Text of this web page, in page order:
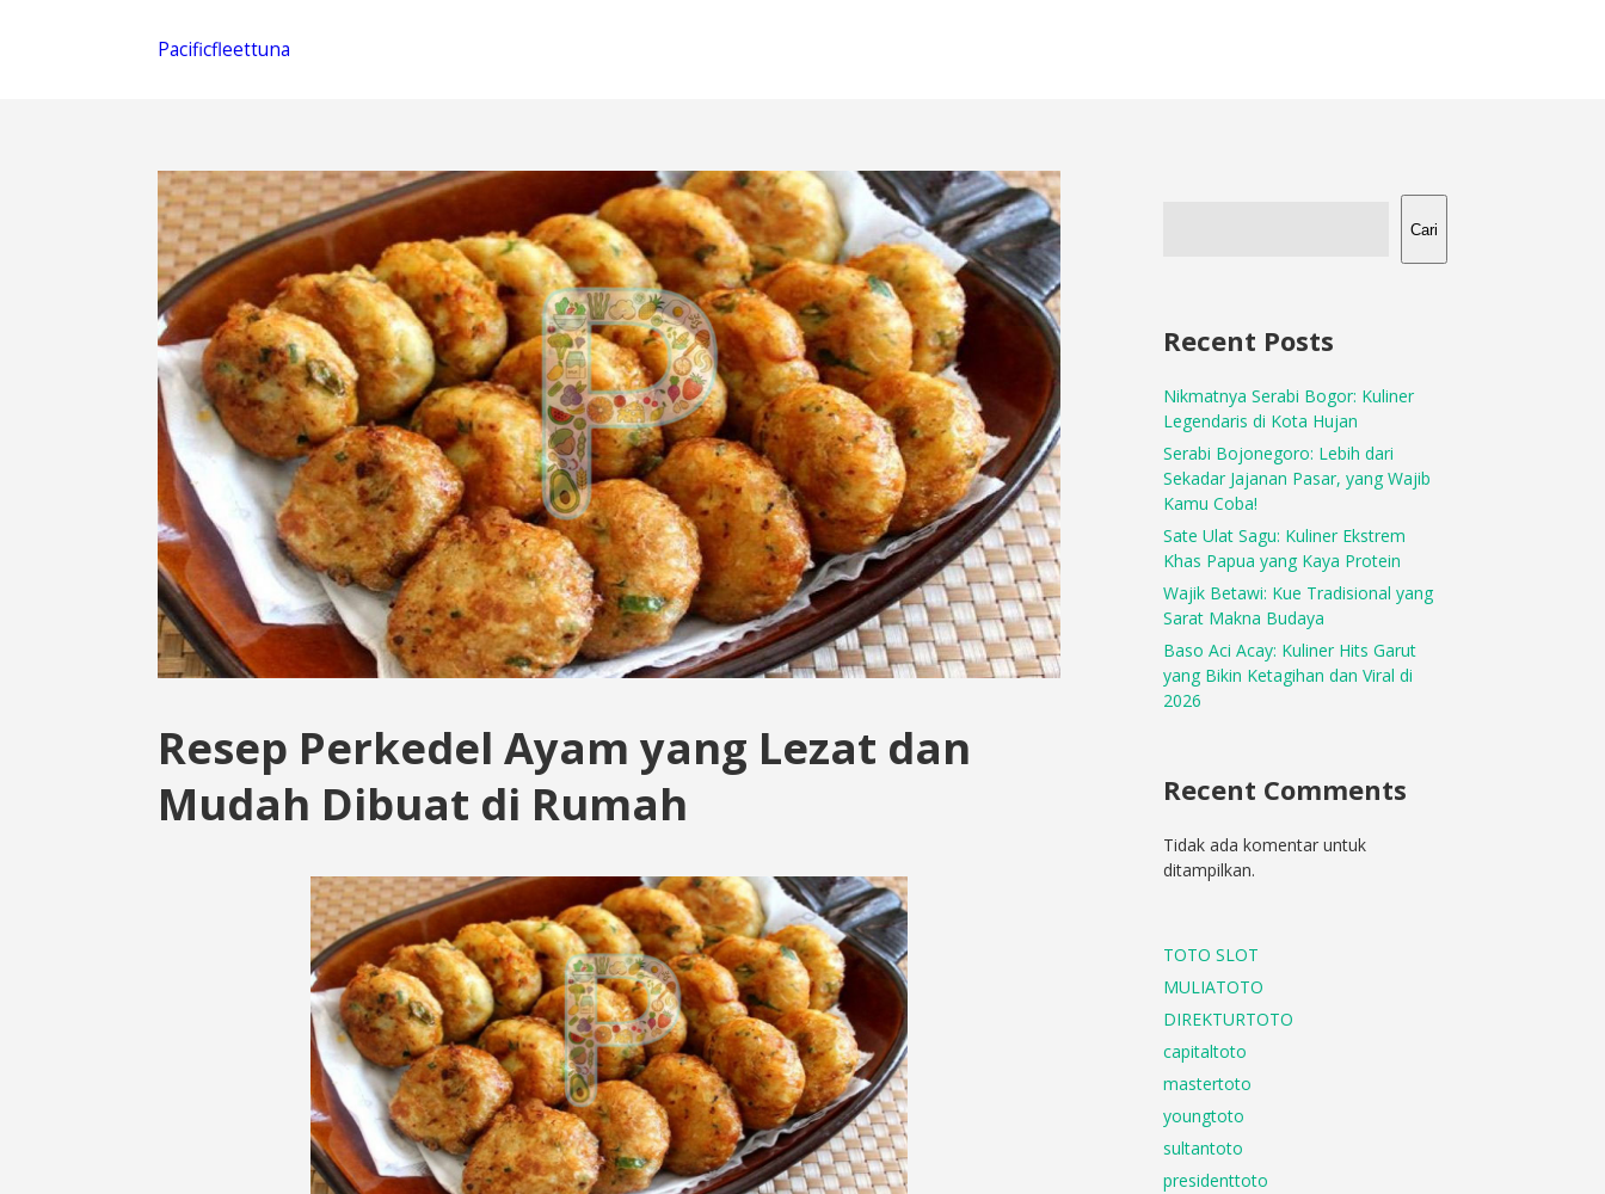
Pacificfleettuna
Resep Perkedel Ayam yang Lezat dan
Mudah Dibuat di Rumah
Cari
Recent Posts
Nikmatnya Serabi Bogor: Kuliner
Legendaris di Kota Hujan
Serabi Bojonegoro: Lebih dari
Sekadar Jajanan Pasar, yang Wajib
Kamu Coba!
Sate Ulat Sagu: Kuliner Ekstrem
Khas Papua yang Kaya Protein
Wajik Betawi: Kue Tradisional yang
Sarat Makna Budaya
Baso Aci Acay: Kuliner Hits Garut
yang Bikin Ketagihan dan Viral di
2026
Recent Comments
Tidak ada komentar untuk
ditampilkan.
TOTO SLOT
MULIATOTO
DIREKTURTOTO
capitaltoto
mastertoto
youngtoto
sultantoto
presidenttoto